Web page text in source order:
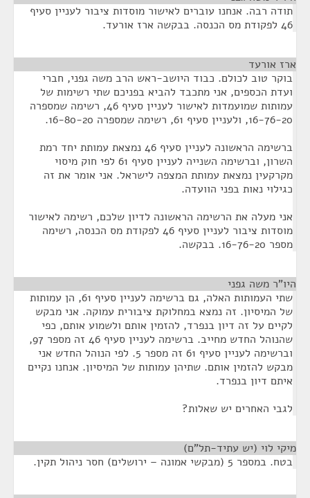
תודה רבה. אנחנו עוברים לאישור מוסדות ציבור לעניין סעיף
46 לפקודת מס הכנסה. בבקשה ארז אורעד.
ארז אורעד
בוקר טוב לכולם. כבוד היושב-ראש הרב משה גפני, חברי
ועדת הכספים, אני מתכבד להביא בפניכם שתי רשימות של
עמותות שמועמדות לאישור לעניין סעיף 46, רשימה שמספרה
16-76-20, ולעניין סעיף 61, רשימה שמספרה 16-80-20.
ברשימה הראשונה לעניין סעיף 46 נמצאת עמותת יחד רמת
השרון, וברשימה השנייה לעניין סעיף 61 לפי חוק מיסוי
מקרקעין נמצאת עמותת המצפה לישראל. אני אומר את זה
כגילוי נאות בפני הוועדה.
אני מעלה את הרשימה הראשונה לדיון שלכם, רשימה לאישור
מוסדות ציבור לעניין סעיף 46 לפקודת מס הכנסה, רשימה
מספר 16-76-20. בבקשה.
היו"ר משה גפני
שתי העמותות האלה, גם ברשימה לעניין סעיף 61, הן עמותות
של המיסיון. זה נמצא במחלוקת ציבורית עמוקה. אני מבקש
לקיים על זה דיון בנפרד, להזמין אותם ולשמוע אותם, כפי
שהנוהל החדש מחייב. ברשימה לעניין סעיף 46 זה מספר 97,
וברשימה לעניין סעיף 61 זה מספר 5. לפי הנוהל החדש אני
מבקש להזמין אותם. שתיהן עמותות של המיסיון. אנחנו נקיים
איתם דיון בנפרד.
לגבי האחרים יש שאלות?
מיקי לוי (יש עתיד-תל"ם)
בטח. במספר 5 (מבקשי אמונה – ירושלים) חסר ניהול תקין.